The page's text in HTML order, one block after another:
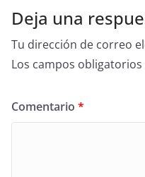
Deja una
Tu dirección de correo
Los campos
Comentario *